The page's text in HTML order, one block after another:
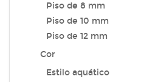
Piso de 8 mm
Piso de 10 mm
Piso de 12 mm
Cor
Estilo aquático